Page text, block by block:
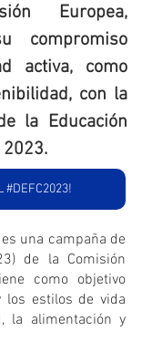
Europea,
compromiso
activa, como
con la
la Educación
2023.
#DEFC2023!
es una campaña de
de la Comisión
como objetivo
los estilos de vida
la alimentación y